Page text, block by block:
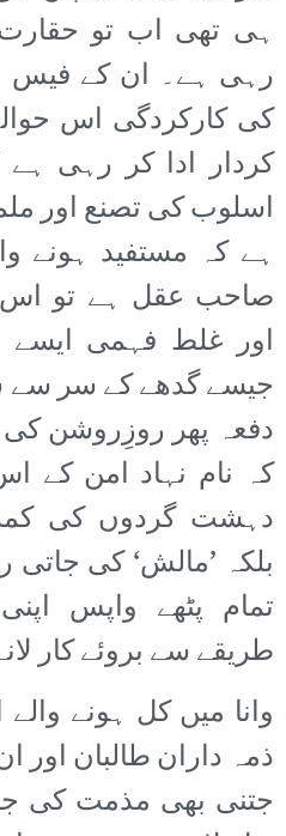
ہی تھی اب تو
رہی ہے۔ ان کے فیس
کی کارکردگی اس
کردار ادا کر رہی
اسلوب کی تصنع اور
ہے کہ مستفید ہونے
صاحب عقل ہے تو اس
اور غلط فہمی
جیسے گدھے کے سر سے
دفعہ پھر روزِروشن
کہ نام نہاد امن کے
دہشت گردوں کی کمر
بلکہ ’مالش‘ کی
تمام پٹھے واپس
طریقے سے بروئے کار
وانا میں کل ہونے
ذمہ داران طالبان
جتنی بھی مذمت کی